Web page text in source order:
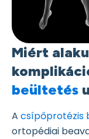
Miért
beültetés
A csípőprotézis
ortopédiai